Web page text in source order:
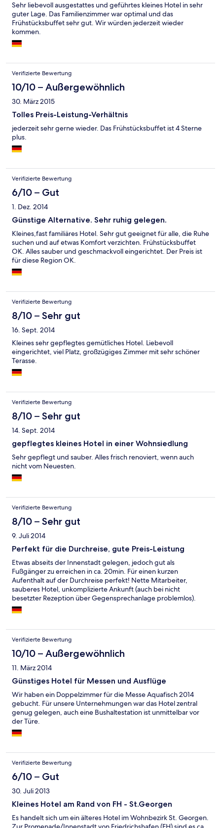
Sehr liebevoll ausgestattes und geführtes kleines Hotel in sehr
guter Lage. Das Familienzimmer war optimal und das
Frühstücksbuffet sehr gut. Wir würden jederzeit wieder
kommen.
Verifizierte Bewertung
10/10 – Außergewöhnlich
30. März 2015
Tolles Preis-Leistung-Verhältnis
jederzeit sehr gerne wieder. Das Frühstücksbuffet ist 4 Sterne
plus.
Verifizierte Bewertung
6/10 – Gut
1. Dez. 2014
Günstige Alternative. Sehr ruhig gelegen.
Kleines,fast familiäres Hotel. Sehr gut geeignet für alle, die Ruhe
suchen und auf etwas Komfort verzichten. Frühstücksbuffet
OK. Alles sauber und geschmackvoll eingerichtet. Der Preis ist
für diese Region OK.
Verifizierte Bewertung
8/10 – Sehr gut
16. Sept. 2014
Kleines sehr gepflegtes gemütliches Hotel. Liebevoll
eingerichtet, viel Platz, großzügiges Zimmer mit sehr schöner
Terasse.
Verifizierte Bewertung
8/10 – Sehr gut
14. Sept. 2014
gepflegtes kleines Hotel in einer Wohnsiedlung
Sehr gepflegt und sauber. Alles frisch renoviert, wenn auch
nicht vom Neuesten.
Verifizierte Bewertung
8/10 – Sehr gut
9. Juli 2014
Perfekt für die Durchreise, gute Preis-Leistung
Etwas abseits der Innenstadt gelegen, jedoch gut als
Fußgänger zu erreichen in ca. 20min. Für einen kurzen
Aufenthalt auf der Durchreise perfekt! Nette Mitarbeiter,
sauberes Hotel, unkomplizierte Ankunft (auch bei nicht
besetzter Rezeption über Gegensprechanlage problemlos).
Frühstücksbüffet und Wlan im Preis enthalten. Frühstück nicht
allzu vielseitig, wie bei einer Hotelkette, aber dem Preis und
Verifizierte Bewertung
10/10 – Außergewöhnlich
11. März 2014
Günstiges Hotel für Messen und Ausflüge
Wir haben ein Doppelzimmer für die Messe Aquafisch 2014
gebucht. Für unsere Unternehmungen war das Hotel zentral
genug gelegen, auch eine Bushaltestation ist unmittelbar vor
der Türe.
Verifizierte Bewertung
6/10 – Gut
30. Juli 2013
Kleines Hotel am Rand von FH - St.Georgen
Es handelt sich um ein älteres Hotel im Wohnbezirk St. Georgen.